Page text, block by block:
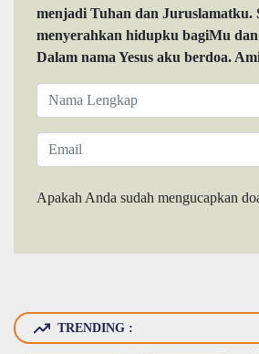
menjadi Tuhan dan Juruslamatku.
menyerahkan hidupku bagiMu
Dalam nama Yesus aku berdoa.
Apakah Anda sudah mengucapkan
TRENDING :